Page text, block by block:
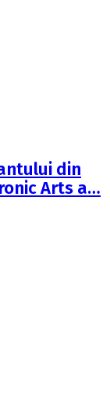
din
Arts a…